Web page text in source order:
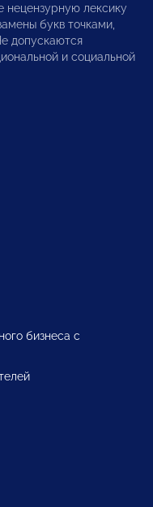
лексику
букв точками,
допускаются
и социальной
бизнеса с